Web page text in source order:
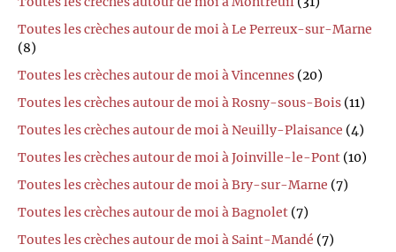
Toutes les crèches autour de moi à Le Perreux-sur-Marne
(8)
Toutes les crèches autour de moi à Vincennes (20)
Toutes les crèches autour de moi à Rosny-sous-Bois (11)
Toutes les crèches autour de moi à Neuilly-Plaisance (4)
Toutes les crèches autour de moi à Joinville-le-Pont (10)
Toutes les crèches autour de moi à Bry-sur-Marne (7)
Toutes les crèches autour de moi à Bagnolet (7)
Toutes les crèches autour de moi à Saint-Mandé (7)